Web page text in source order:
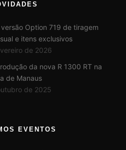
versão Option 719 de tiragem
e itens exclusivos
de 2026
da nova R 1300 RT na
de Manaus
de 2025
EVENTOS